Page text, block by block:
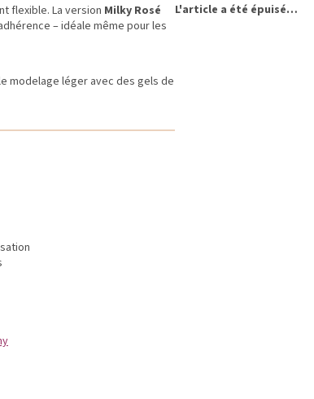
flexible. La version Milky Rosé
– idéale même pour les
modelage léger avec des gels de
L'article a été épuisé…